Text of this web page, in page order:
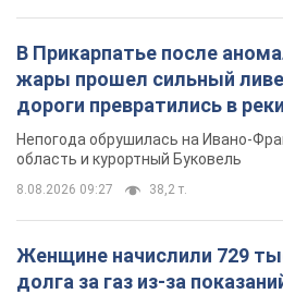
В Прикарпатье после
жары прошел сильный
дороги превратились в
Непогода обрушилась на Ивано-
область и курортный Буковель
8.08.2026 09:27 38,2 т.
Женщине начислили 729
долга за газ из-за